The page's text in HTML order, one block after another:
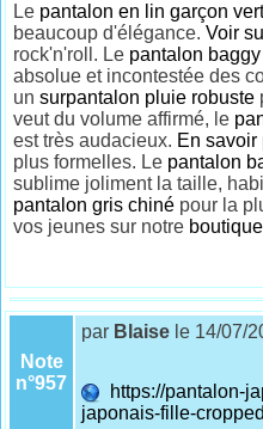
Le pantalon en lin garçon
beaucoup d'élégance.Voir
rock'n'roll. Le pantalon
absolue et incontestée des
unsurpantalon pluie robuste
veut du volume affirmé, le
est très audacieux. En savoir
plus formelles. Le pantalon
sublime joliment la taille,
pantalon gris chiné pour la
vos jeunes sur notre boutique
Note
n°957
par Blaise le 14/07/
https://pantalon-
japonais-fille-cropped